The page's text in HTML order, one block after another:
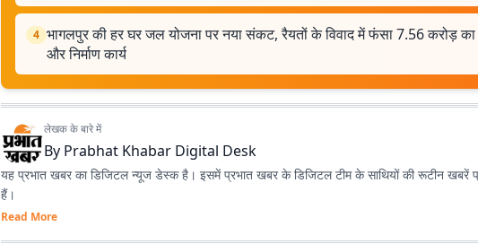
4 भागलपुर की हर घर जल योजना पर नया संकट, रैयतों के विवाद में फंसा 7.56 करोड़
और निर्माण कार्य
लेखक के बारे में
By Prabhat Khabar Digital Desk
यह प्रभात खबर का डिजिटल न्यूज डेस्क है। इसमें प्रभात खबर के डिजिटल टीम के साथियों की रूटीन खबरें
हैं।
Read More